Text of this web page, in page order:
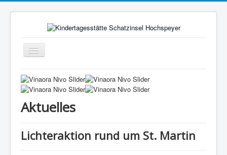
Navigation
an/aus
Aktuelles
Pädagogischer Alltag
Rahmenbedingungen
Aktuelles
Lichteraktion rund um St. Martin